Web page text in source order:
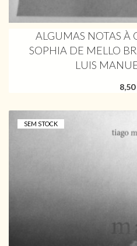
ALGUMAS NOTAS À
SOPHIA DE MELLO
LUIS
8,50
SEM STOCK